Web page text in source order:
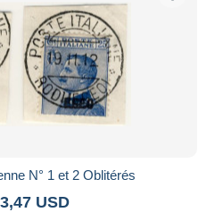
N° 1 et 2 Oblitérés
USD